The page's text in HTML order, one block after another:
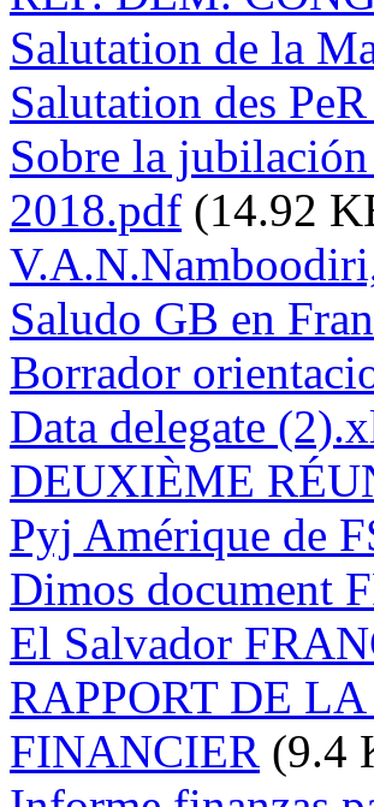
Salutation de la
Salutation des
Sobre la
2018.pdf (14.92
Saludo GB en
Borrador
Data delegate
DEUXIÈME
Pyj Amérique de
Dimos document
El Salvador
RAPPORT DE
FINANCIER (9.4